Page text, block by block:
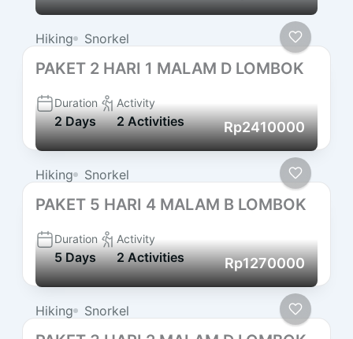
Hiking Snorkel
PAKET 2 HARI 1 MALAM D LOMBOK
Duration
2 Days
Activity
2 Activities Rp2410000
Hiking Snorkel
PAKET 5 HARI 4 MALAM B LOMBOK
Duration
5 Days
Activity
2 Activities Rp1270000
Hiking Snorkel